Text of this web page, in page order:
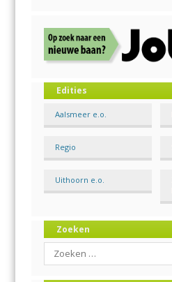
Edities
Aalsmeer e.o.
Regio
Uithoorn e.o.
Zoeken
Search